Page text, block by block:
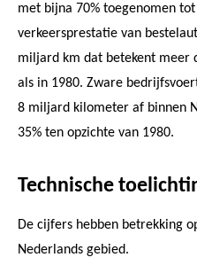
met bijna 70% toegenomen
verkeersprestatie van
miljard km dat betekent meer
als in 1980. Zware
8 miljard kilometer af binnen
35% ten opzichte van 1980.
Technische
De cijfers hebben betrekking
Nederlands gebied.